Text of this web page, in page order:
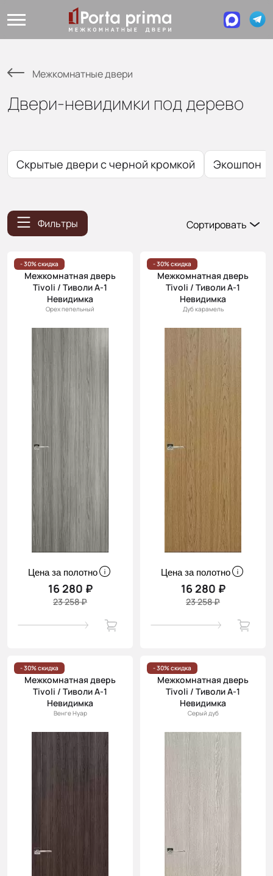
Межкомнатные двери
Двери-невидимки под дерево
Скрытые двери с черной кромкой Экошпон
Фильтры
Сортировать
Цена
(возр.)
Цена (убыв.)
Cначала
новинки
Cначала
скидки
- 30% скидка
Межкомнатная дверь
Tivoli / Тиволи А-1
Невидимка
Орех пепельный
Цена за полотно
16 280 ₽
23 258 ₽
- 30% скидка
Межкомнатная дверь
Tivoli / Тиволи А-1
Невидимка
Дуб карамель
Цена за полотно
16 280 ₽
23 258 ₽
- 30% скидка
Межкомнатная дверь
Tivoli / Тиволи А-1
Невидимка
Венге Нуар
- 30% скидка
Межкомнатная дверь
Tivoli / Тиволи А-1
Невидимка
Серый дуб